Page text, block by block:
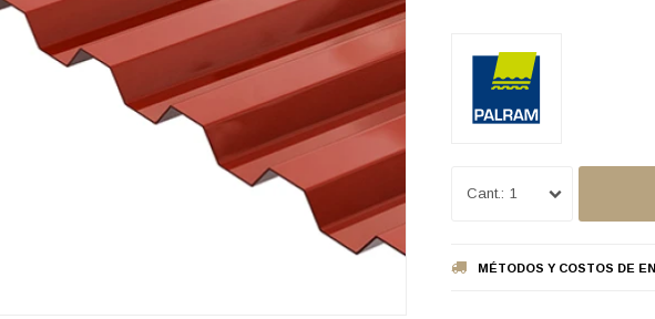
1
MÉTODOS Y COSTOS DE